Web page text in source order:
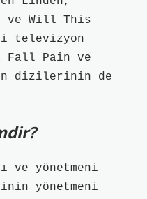
ve Will This
televizyon
Fall Pain ve
dizilerinin de
ve yönetmeni
yönetmeni